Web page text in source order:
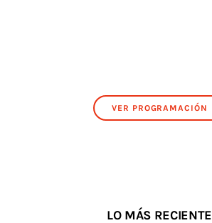
VER PROGRAMACIÓN
LO MÁS RECIENTE